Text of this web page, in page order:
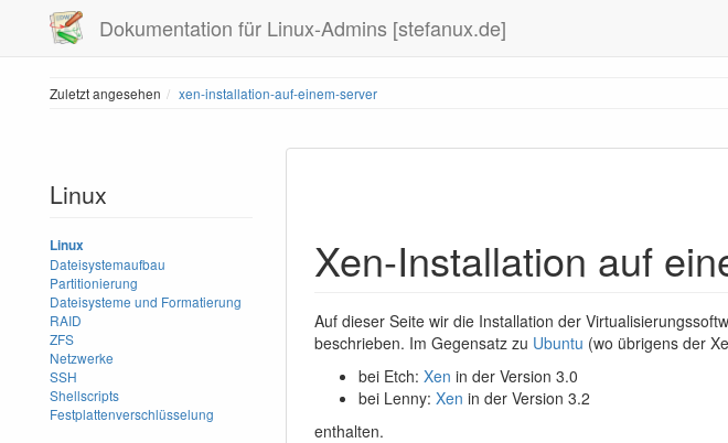
Dokumentation für Linux-Admins [stefanux.de]
Zuletzt angesehen xen-installation-auf-einem-server
Linux
Linux
Dateisystemaufbau
Partitionierung
Dateisysteme und Formatierung
RAID
ZFS
Netzwerke
SSH
Shellscripts
Festplattenverschlüsselung
Xen-Installation auf
Auf dieser Seite wir die Installation der
beschrieben. Im Gegensatz zu Ubuntu (wo übrigens der
bei Etch: Xen in der Version 3.0
bei Lenny: Xen in der Version 3.2
enthalten.